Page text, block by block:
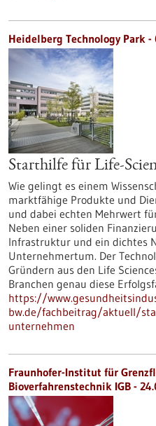
Heidelberg Technology Park -
Starthilfe für Life-
Wie gelingt es einem
marktfähige Produkte und
und dabei echten Mehrwert
Neben einer soliden
Infrastruktur und ein dichtes
Unternehmertum. Der
Gründern aus den Life
Branchen genau diese
https://
bw.de/fachbeitrag/aktuell/
unternehmen
Fraunhofer-Institut für
Bioverfahrenstechnik IGB -